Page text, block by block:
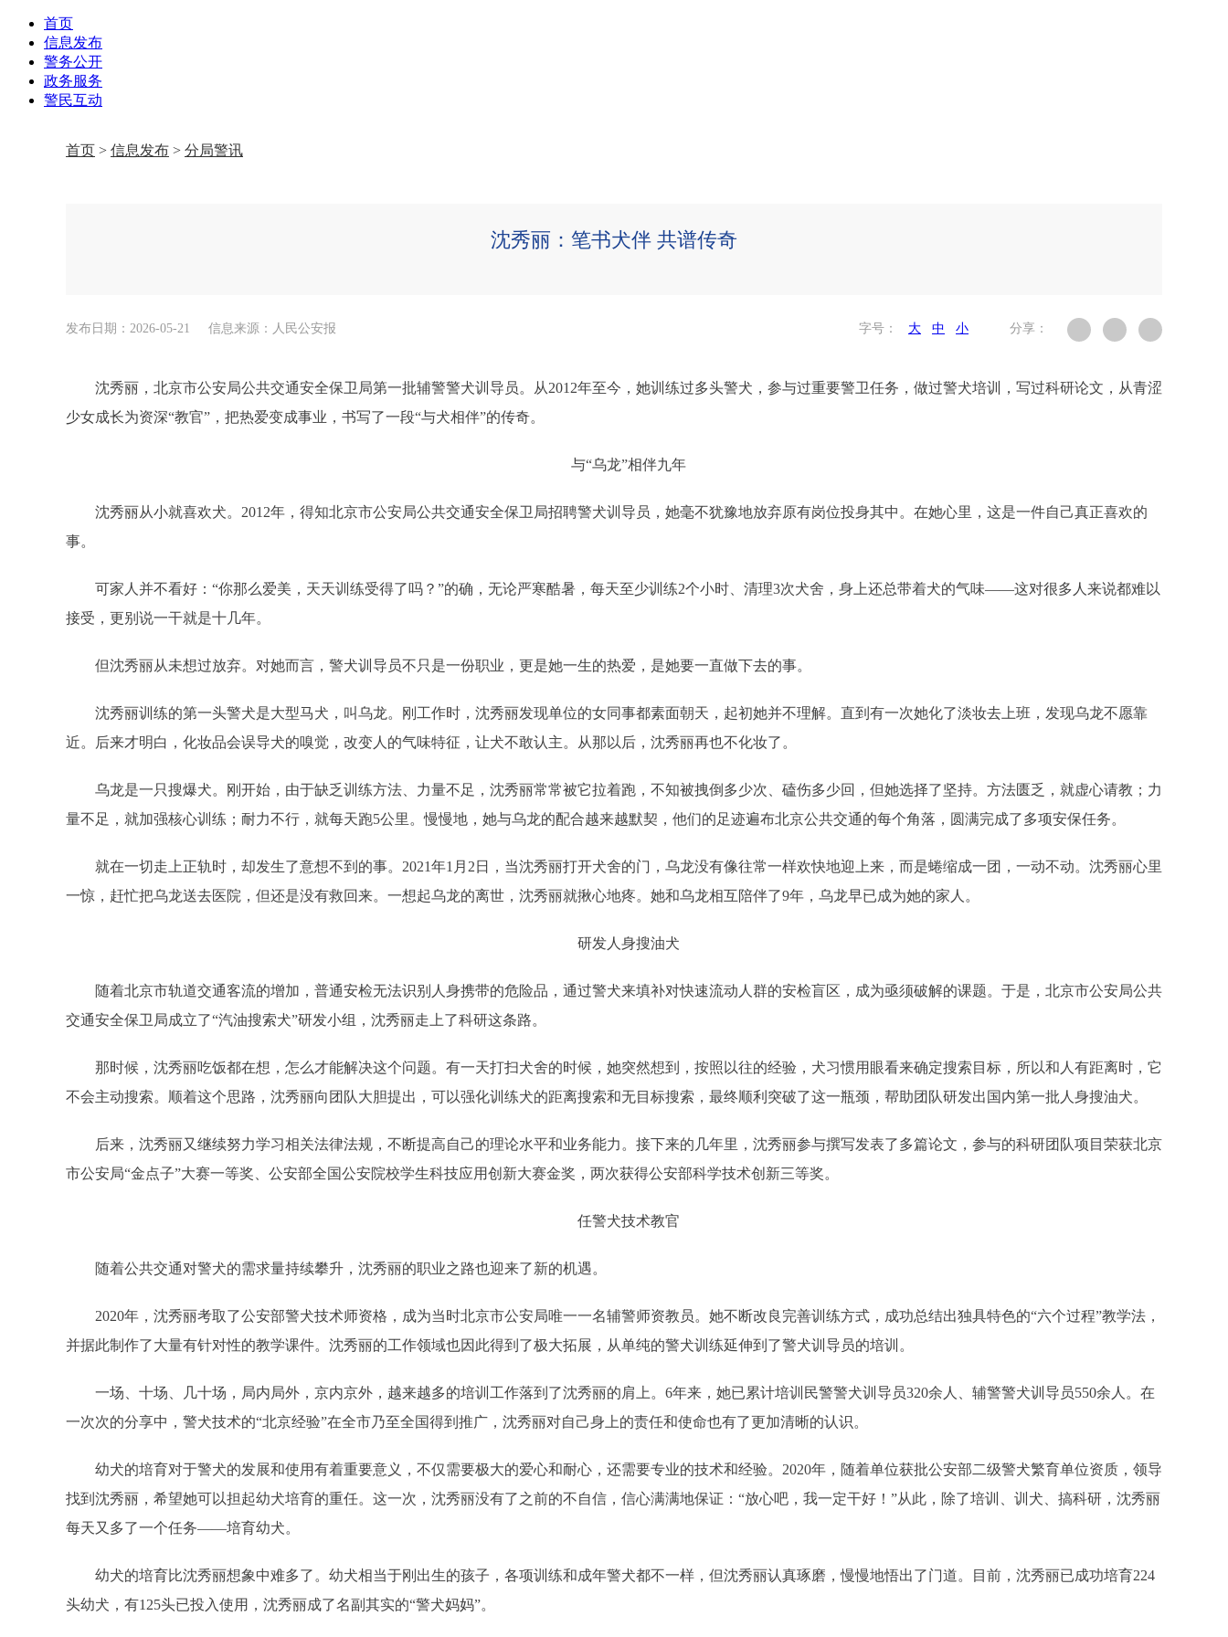
首页
信息发布
警务公开
政务服务
警民互动
首页 > 信息发布 > 分局警讯
沈秀丽：笔书犬伴 共谱传奇
发布日期：2026-05-21 信息来源：人民公安报 字号： 大 中 小 分享：
沈秀丽，北京市公安局公共交通安全保卫局第一批辅警警犬训导员。从2012年至今，她训练过多头警犬，参与过重要警卫任务，做过警犬培训，写过科研论文，从青涩
少女成长为资深“教官”，把热爱变成事业，书写了一段“与犬相伴”的传奇。
与“乌龙”相伴九年
沈秀丽从小就喜欢犬。2012年，得知北京市公安局公共交通安全保卫局招聘警犬训导员，她毫不犹豫地放弃原有岗位投身其中。在她心里，这是一件自己真正喜欢的
事。
可家人并不看好：“你那么爱美，天天训练受得了吗？”的确，无论严寒酷暑，每天至少训练2个小时、清理3次犬舍，身上还总带着犬的气味——这对很多人来说都难以
接受，更别说一干就是十几年。
但沈秀丽从未想过放弃。对她而言，警犬训导员不只是一份职业，更是她一生的热爱，是她要一直做下去的事。
沈秀丽训练的第一头警犬是大型马犬，叫乌龙。刚工作时，沈秀丽发现单位的女同事都素面朝天，起初她并不理解。直到有一次她化了淡妆去上班，发现乌龙不愿靠
近。后来才明白，化妆品会误导犬的嗅觉，改变人的气味特征，让犬不敢认主。从那以后，沈秀丽再也不化妆了。
乌龙是一只搜爆犬。刚开始，由于缺乏训练方法、力量不足，沈秀丽常常被它拉着跑，不知被拽倒多少次、磕伤多少回，但她选择了坚持。方法匮乏，就虚心请教；力
量不足，就加强核心训练；耐力不行，就每天跑5公里。慢慢地，她与乌龙的配合越来越默契，他们的足迹遍布北京公共交通的每个角落，圆满完成了多项安保任务。
就在一切走上正轨时，却发生了意想不到的事。2021年1月2日，当沈秀丽打开犬舍的门，乌龙没有像往常一样欢快地迎上来，而是蜷缩成一团，一动不动。沈秀丽心里
一惊，赶忙把乌龙送去医院，但还是没有救回来。一想起乌龙的离世，沈秀丽就揪心地疼。她和乌龙相互陪伴了9年，乌龙早已成为她的家人。
研发人身搜油犬
随着北京市轨道交通客流的增加，普通安检无法识别人身携带的危险品，通过警犬来填补对快速流动人群的安检盲区，成为亟须破解的课题。于是，北京市公安局公共
交通安全保卫局成立了“汽油搜索犬”研发小组，沈秀丽走上了科研这条路。
那时候，沈秀丽吃饭都在想，怎么才能解决这个问题。有一天打扫犬舍的时候，她突然想到，按照以往的经验，犬习惯用眼看来确定搜索目标，所以和人有距离时，它
不会主动搜索。顺着这个思路，沈秀丽向团队大胆提出，可以强化训练犬的距离搜索和无目标搜索，最终顺利突破了这一瓶颈，帮助团队研发出国内第一批人身搜油犬。
后来，沈秀丽又继续努力学习相关法律法规，不断提高自己的理论水平和业务能力。接下来的几年里，沈秀丽参与撰写发表了多篇论文，参与的科研团队项目荣获北京
市公安局“金点子”大赛一等奖、公安部全国公安院校学生科技应用创新大赛金奖，两次获得公安部科学技术创新三等奖。
任警犬技术教官
随着公共交通对警犬的需求量持续攀升，沈秀丽的职业之路也迎来了新的机遇。
2020年，沈秀丽考取了公安部警犬技术师资格，成为当时北京市公安局唯一一名辅警师资教员。她不断改良完善训练方式，成功总结出独具特色的“六个过程”教学法，
并据此制作了大量有针对性的教学课件。沈秀丽的工作领域也因此得到了极大拓展，从单纯的警犬训练延伸到了警犬训导员的培训。
一场、十场、几十场，局内局外，京内京外，越来越多的培训工作落到了沈秀丽的肩上。6年来，她已累计培训民警警犬训导员320余人、辅警警犬训导员550余人。在
一次次的分享中，警犬技术的“北京经验”在全市乃至全国得到推广，沈秀丽对自己身上的责任和使命也有了更加清晰的认识。
幼犬的培育对于警犬的发展和使用有着重要意义，不仅需要极大的爱心和耐心，还需要专业的技术和经验。2020年，随着单位获批公安部二级警犬繁育单位资质，领导
找到沈秀丽，希望她可以担起幼犬培育的重任。这一次，沈秀丽没有了之前的不自信，信心满满地保证：“放心吧，我一定干好！”从此，除了培训、训犬、搞科研，沈秀丽
每天又多了一个任务——培育幼犬。
幼犬的培育比沈秀丽想象中难多了。幼犬相当于刚出生的孩子，各项训练和成年警犬都不一样，但沈秀丽认真琢磨，慢慢地悟出了门道。目前，沈秀丽已成功培育224
头幼犬，有125头已投入使用，沈秀丽成了名副其实的“警犬妈妈”。